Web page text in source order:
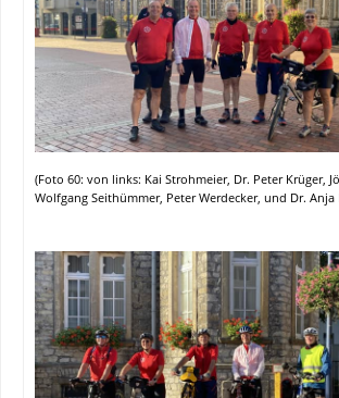
(Foto 60: von links: Kai Strohmeier, Dr. Peter Krüger,
Wolfgang Seithümmer, Peter Werdecker, und Dr. Anja